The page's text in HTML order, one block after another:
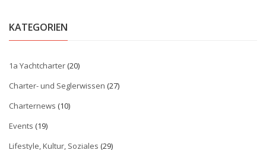
KATEGORIEN
1a Yachtcharter(20)
Charter- und Seglerwissen (27)
Charternews (10)
Events (19)
Lifestyle, Kultur, Soziales (29)